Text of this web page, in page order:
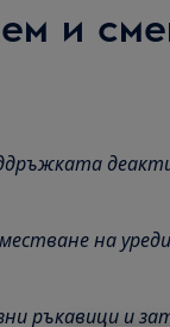
и
на
ръкавици и